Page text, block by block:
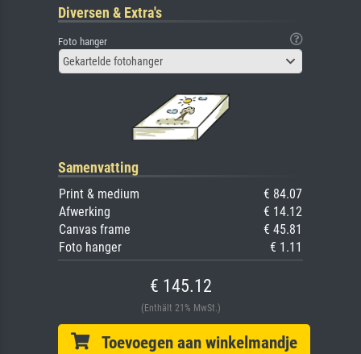
Diversen & Extra's
Foto hanger
Gekartelde fotohanger
Samenvatting
Print & medium
€ 84.07
Afwerking
€ 14.12
Canvas frame
€ 45.81
Foto hanger
€ 1.11
€ 145.12
(Enthält 21% MwSt.)
Toevoegen aan winkelmandje